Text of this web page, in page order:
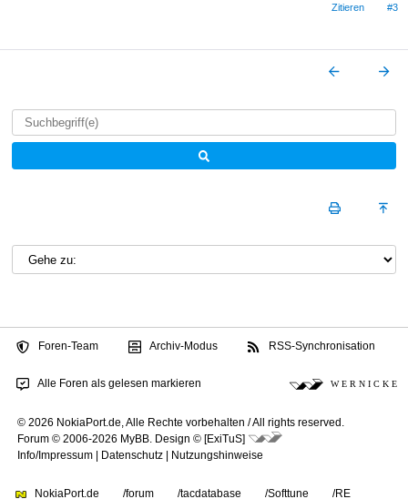
Zitieren #3
Foren-Team Archiv-Modus RSS-Synchronisation
Alle Foren als gelesen markieren W E R N I C K E
© 2026 NokiaPort.de, Alle Rechte vorbehalten /All rights reserved.
Forum © 2006-2026 MyBB
Design © [ExiTuS]
Info/Impressum
Datenschutz Nutzungshinweise
NokiaPort.de /forum /tacdatabase /Softtune /RE